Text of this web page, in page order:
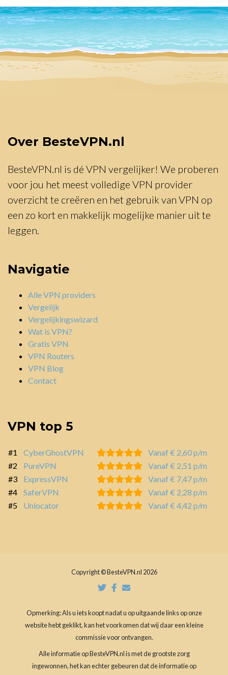
Over BesteVPN.nl
BesteVPN.nl is dé VPN vergelijker! We proberen
voor jou het meest volledige VPN provider
overzicht te creëren en het gebruik van VPN op
een zo kort en makkelijk mogelijke manier uit te
leggen.
Navigatie
Alle VPN providers
Vergelijk
Vergelijkingswizard
Wat is VPN?
Gratis VPN
VPN Routers
VPN Blog
Contact
VPN top 5
#1 CyberGhostVPN
Vanaf € 2,60 p/m
#2
PureVPN
Vanaf € 2,51 p/m
#3
ExpressVPN
Vanaf € 7,47 p/m
#4
SaferVPN
Vanaf € 2,28 p/m
#5
Unlocator Vanaf € 4,42 p/m
Copyright © BesteVPN.nl 2026
Opmerking: Als u iets koopt nadat u op uitgaande links op onze
website hebt geklikt, kan het voorkomen dat wij daar een kleine
commissie voor ontvangen.
Alle informatie op BesteVPN.nl is met de grootste zorg
ingewonnen, het kan echter gebeuren dat de informatie op